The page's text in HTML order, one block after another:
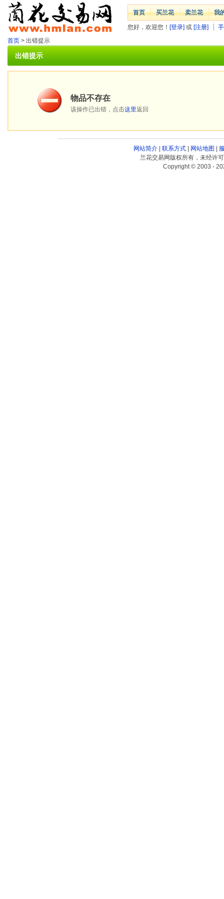
首页 买兰花 卖兰花 我
您好，欢迎您！ [登录] 或 [注册]
首页 > 出错提示
出错提示
物品不存在
该操作已出错，点击这里返回
网站简介| 联系方式| 网站地图
兰花交易网版权所有，未经许
Copyright © 2003 -